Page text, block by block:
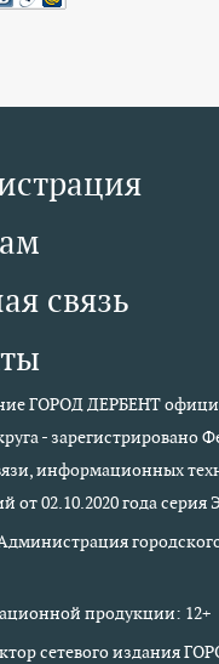
связь
ГОРОД ДЕРБЕНТ
- зарегистрировано
информационных
от 02.10.2020 года серия
продукции: 12+
сетевого издания